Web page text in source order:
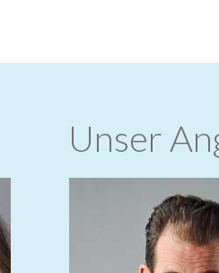
Unser